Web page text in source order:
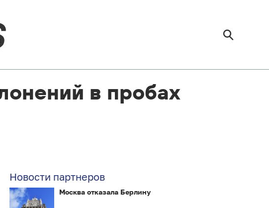
в пробах
Новости партнеров
Москва отказала Берлину